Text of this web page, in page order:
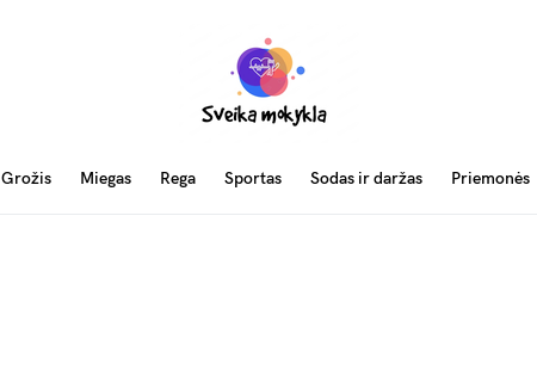
Grožis Miegas Rega Sportas Sodas ir daržas Priemonės